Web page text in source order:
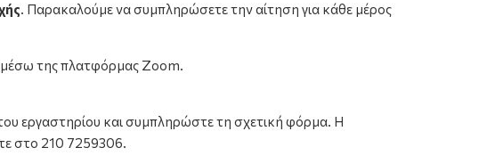
. Παρακαλούμε να συμπληρώσετε την αίτηση για κάθε μέρος
μέσω της πλατφόρμας Zoom.
εργαστηρίου και συμπληρώστε τη σχετική φόρμα. Η
στο 210 7259306.